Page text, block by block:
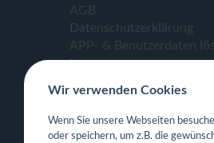
AGB
Datenschutzerklärung
APP- & Benutzerdaten
Impressum
Wir verwenden Cookies
Wenn Sie unsere Webseiten
oder speichern, um z.B. die